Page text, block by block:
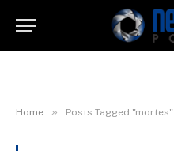
Home » Posts Tagged "mortes"